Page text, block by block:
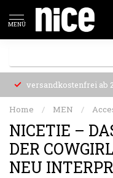
MENÜ
versandkostenfrei ab
Home / MEN /
NICETIE –
DER
NEU